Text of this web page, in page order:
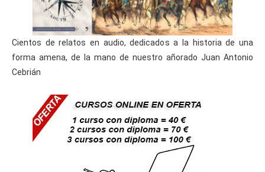
Cientos de relatos en audio, dedicados a la historia de una
forma amena, de la mano de nuestro añorado Juan Antonio
Cebrián